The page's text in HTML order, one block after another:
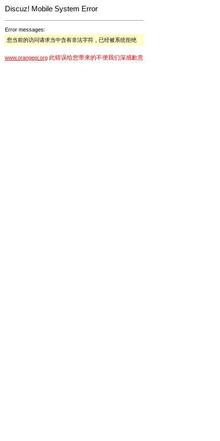
Discuz! Mobile System Error
Error messages:
您当前的访问请求当中含有非法字符，已经被系统拒绝
www.orangepi.org 此错误给您带来的不便我们深感歉意